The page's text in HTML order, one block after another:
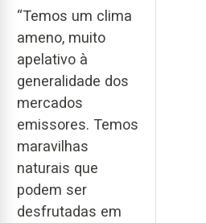
“Temos um clima
ameno, muito
apelativo à
generalidade dos
mercados
emissores. Temos
maravilhas
naturais que
podem ser
desfrutadas em